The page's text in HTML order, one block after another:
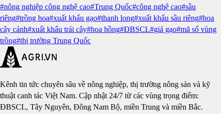
#nông nghiệp công nghệ cao#Trung Quốc#công nghệ cao#sầu
riêng#trồng hoa#xuất khẩu gạo#thanh long#xuất khẩu sầu riêng#hoa
cây cảnh#xuất khẩu trái cây#hoa hồng#ĐBSCL#giá gạo#mã số vùng
trồng#thị trường Trung Quốc
Kênh tin tức chuyên sâu về nông nghiệp, thị trường nông sản và kỹ
thuật canh tác Việt Nam. Cập nhật 24/7 từ các vùng trọng điểm:
ĐBSCL, Tây Nguyên, Đông Nam Bộ, miền Trung và miền Bắc.